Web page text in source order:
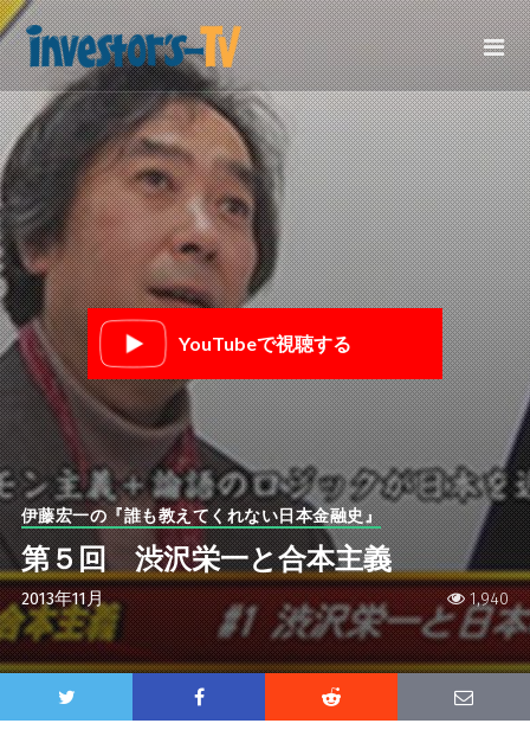
YouTubeで視聴する
1,940
伊藤宏一の『誰も教えてくれない日本金融史』
第５回 渋沢栄一と合本主義
2013年11月